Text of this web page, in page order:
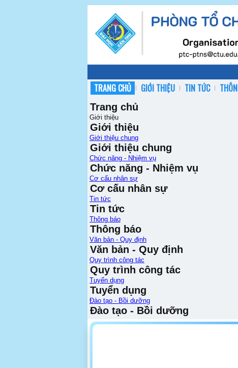
TRANG CHỦ GIỚI THIỆU TIN TỨC
Trang chủ
Giới thiệu
Giới thiệu
Giới thiệu chung
Giới thiệu chung
Chức năng - Nhiệm vụ
Chức năng - Nhiệm vụ
Cơ cấu nhân sự
Cơ cấu nhân sự
Tin tức
Tin tức
Thông báo
Thông báo
Văn bản - Quy định
Văn bản - Quy định
Quy trình công tác
Quy trình công tác
Tuyển dụng
Tuyển dụng
Đào tạo - Bồi dưỡng
Đào tạo - Bồi dưỡng